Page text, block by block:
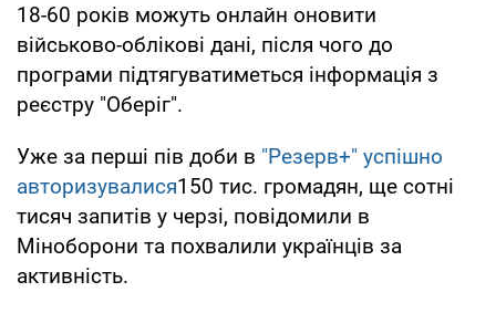
18-60 років можуть онлайн оновити
військово-облікові дані, після чого до
програми підтягуватиметься інформація з
реєстру "Оберіг".
Уже за перші пів доби в "Резерв+" успішно
авторизувалися150 тис. громадян, ще сотні
тисяч запитів у черзі, повідомили в
Міноборони та похвалили українців за
активність.